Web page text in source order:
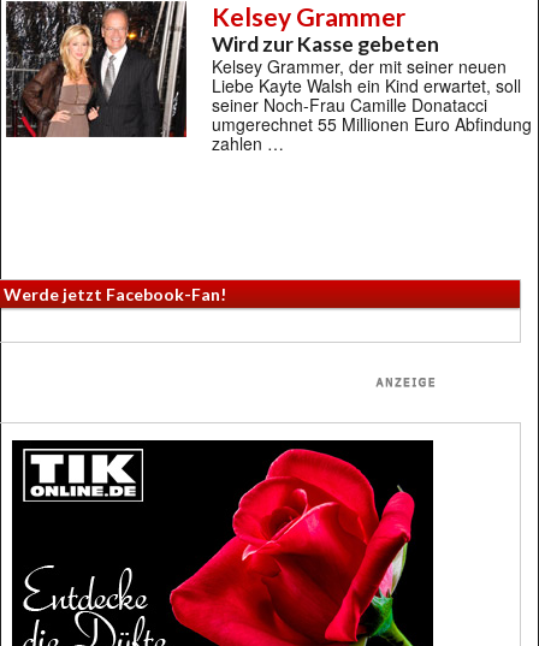
Kelsey Grammer
Wird zur Kasse gebeten
Kelsey Grammer, der mit seiner neuen
Liebe Kayte Walsh ein Kind erwartet, soll
seiner Noch-Frau Camille Donatacci
umgerechnet 55 Millionen Euro Abfindung
zahlen …
Werde jetzt Facebook-Fan!